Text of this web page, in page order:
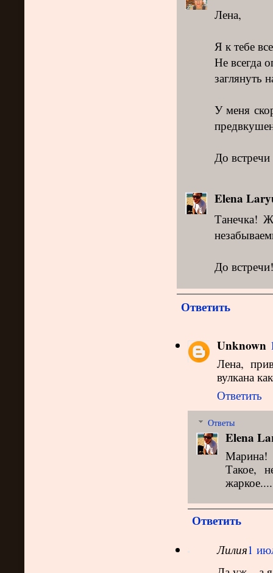
Лена,
Я к тебе
Не всегда
заглянуть
У меня
До
Elena
Танечка!
До встречи!
Ответить
Unknown
Лена,
вулкана
Ответить
Ответы
Elena
Марина!
Такое,
жаркое....
Ответить
Лилия1